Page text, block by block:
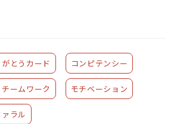
とうカード コンピテンシー
チームワーク モチベーション
ァラル